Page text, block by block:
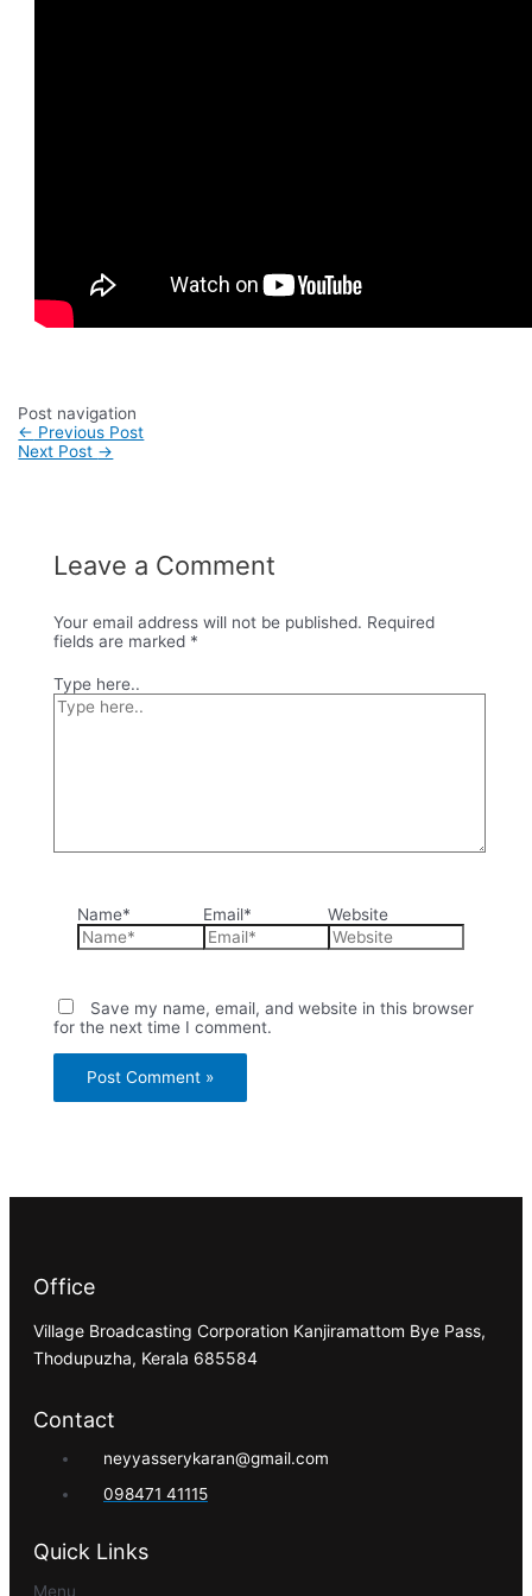
Post navigation
← Previous Post
Next Post →
Leave a Comment
Your email address will not be published. Required
fields are marked *
Type here..
Name* Email* Website
Save my name, email, and website in this browser
for the next time I comment.
Office
Village Broadcasting Corporation Kanjiramattom Bye Pass,
Thodupuzha, Kerala 685584
Contact
neyyasserykaran@gmail.com
098471 41115
Quick Links
Menu